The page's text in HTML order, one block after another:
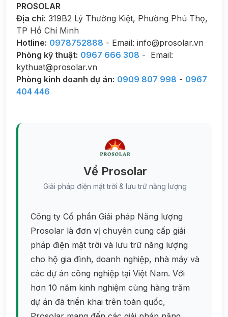
PROSOLAR
Địa chỉ: 319B2 Lý Thường Kiệt, Phường Phú Thọ,
TP Hồ Chí Minh
Hotline: 0978752888 - Email: info@prosolar.vn
Phòng kỹ thuật: 0967 666 308 - Email:
kythuat@prosolar.vn
Phòng kinh doanh dự án: 0909 807 998 - 0967
404 446
Về Prosolar
Giải pháp điện mặt trời & lưu trữ năng lượng
Công ty Cổ phần Giải pháp Năng lượng
Prosolar là đơn vị chuyên cung cấp giải
pháp điện mặt trời và lưu trữ năng lượng
cho hộ gia đình, doanh nghiệp, nhà máy và
các dự án công nghiệp tại Việt Nam. Với
hơn 10 năm kinh nghiệm cùng hàng trăm
dự án đã triển khai trên toàn quốc,